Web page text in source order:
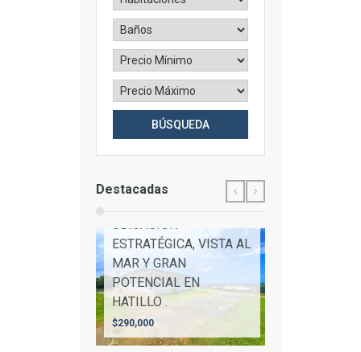
Destacadas
UBICACIÓN
ESTRATÉGICA, VISTA AL
MAR Y GRAN
POTENCIAL EN
HATILLO .
$290,000